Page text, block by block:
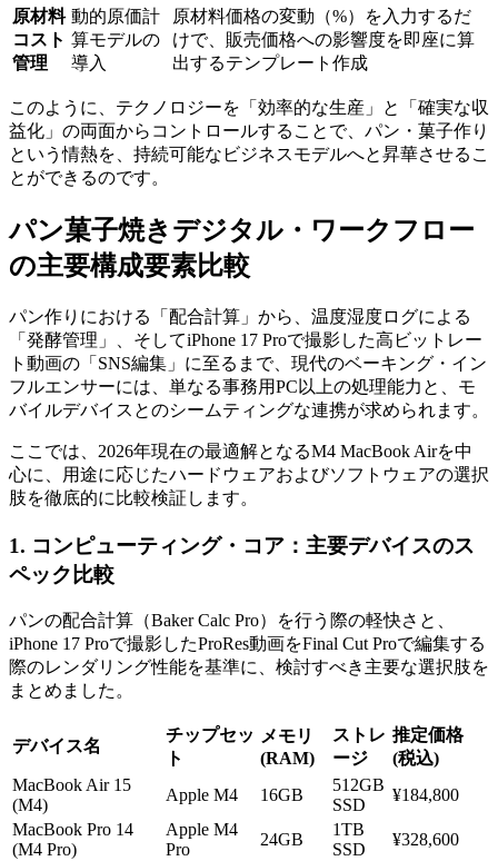
原材料
コスト
管理
動的原価計
算モデルの
導入
原材料価格の変動（%）を入力するだ
けで、販売価格への影響度を即座に算
出するテンプレート作成
このように、テクノロジーを「効率的な生産」と「確実な収
益化」の両面からコントロールすることで、パン・菓子作り
という情熱を、持続可能なビジネスモデルへと昇華させるこ
とができるのです。
パン菓子焼きデジタル・ワークフロー
の主要構成要素比較
パン作りにおける「配合計算」から、温度湿度ログによる
「発酵管理」、そしてiPhone 17 Proで撮影した高ビットレー
ト動画の「SNS編集」に至るまで、現代のベーキング・イン
フルエンサーには、単なる事務用PC以上の処理能力と、モ
バイルデバイスとのシームティングな連携が求められます。
ここでは、2026年現在の最適解となるM4 MacBook Airを中
心に、用途に応じたハードウェアおよびソフトウェアの選択
肢を徹底的に比較検証します。
1. コンピューティング・コア：主要デバイスのス
ペック比較
パンの配合計算（Baker Calc Pro）を行う際の軽快さと、
iPhone 17 Proで撮影したProRes動画をFinal Cut Proで編集する
際のレンダリング性能を基準に、検討すべき主要な選択肢を
まとめました。
デバイス名
チップセッ
ト
メモリ
(RAM)
ストレ
ージ
推定価格
(税込)
MacBook Air 15
(M4)
Apple M4 16GB
512GB
SSD
¥184,800
MacBook Pro 14
(M4 Pro)
Apple M4
Pro
24GB
1TB
SSD
¥328,600